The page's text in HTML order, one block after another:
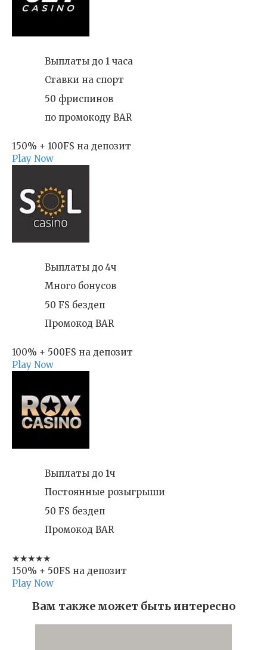
Выплаты до 1 часа
Ставки на спорт
50 фриспинов
по промокоду BAR
150% + 100FS на депозит
Play Now
Выплаты до 4ч
Много бонусов
50 FS бездеп
Промокод BAR
100% + 500FS на депозит
Play Now
Выплаты до 1ч
Постоянные розыгрыши
50 FS бездеп
Промокод BAR
★★★★★
150% + 50FS на депозит
Play Now
Вам также может быть интересно